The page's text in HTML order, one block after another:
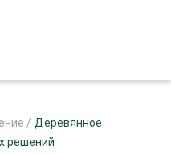
/ Деревянное
решений